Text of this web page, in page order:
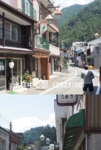
水窪中心部（2023/08）